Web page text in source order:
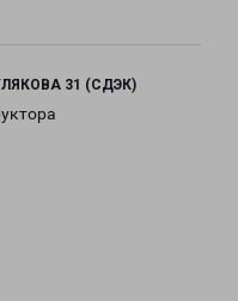
31 (СДЭК)